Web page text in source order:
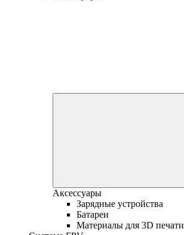
Аксессуары
Зарядные устройства
Батареи
Материалы для 3D печати